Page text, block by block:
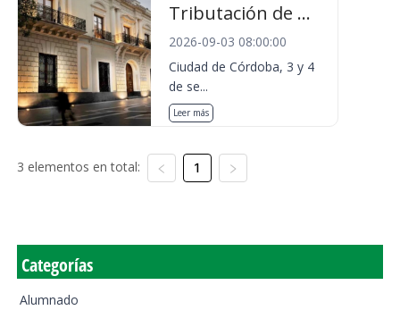
Tributación de ...
2026-09-03 08:00:00
Ciudad de Córdoba, 3 y 4
de se...
Leer más
3 elementos en total: 1
Categorías
Alumnado